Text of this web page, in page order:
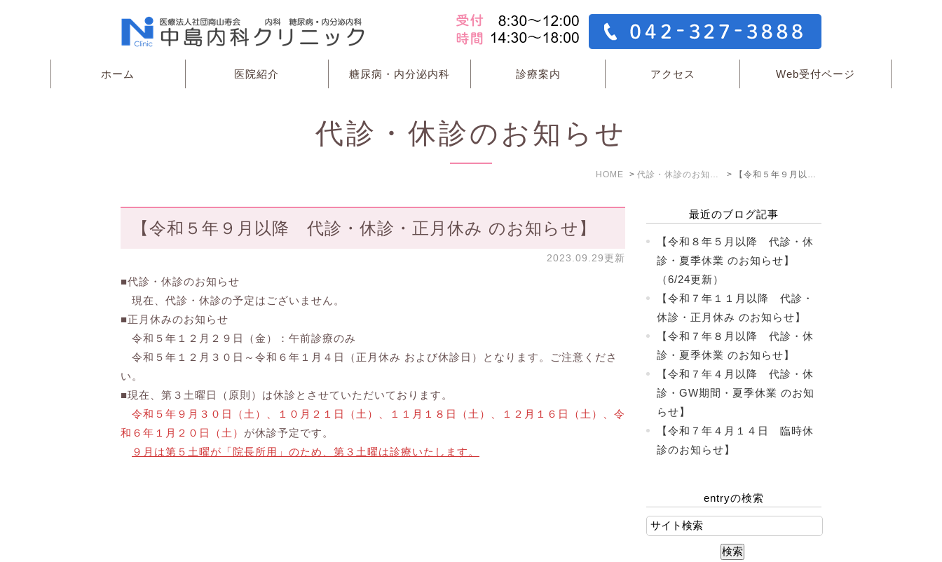
ホーム 医院紹介 糖尿病・内分泌内科 診療案内 アクセス Web受付ページ
代診・休診のお知らせ
HOME 代診・休診のお知らせ 【令和５年９月以降 代診・休診・正月休み のお知らせ】
【令和５年９月以降 代診・休診・正月休み のお知らせ】
2023.09.29更新
■代診・休診のお知らせ
現在、代診・休診の予定はございません。
■正月休みのお知らせ
令和５年１２月２９日（金）：午前診療のみ
令和５年１２月３０日～令和６年１月４日（正月休み および休診日）となります。ご注意くださ
い。
■現在、第３土曜日（原則）は休診とさせていただいております。
令和５年９月３０日（土）、１０月２１日（土）、１１月１８日（土）、１２月１６日（土）、令
和６年１月２０日（土） が休診予定です。
９月は第５土曜が「院長所用」のため、第３土曜は診療いたします。
最近のブログ記事
【令和８年５月以降 代診・休
診・夏季休業 のお知らせ】
（6/24更新）
【令和７年１１月以降 代診・
休診・正月休み のお知らせ】
【令和７年８月以降 代診・休
診・夏季休業 のお知らせ】
【令和７年４月以降 代診・休
診・GW期間・夏季休業 のお知
らせ】
【令和７年４月１４日 臨時休
診のお知らせ】
entryの検索